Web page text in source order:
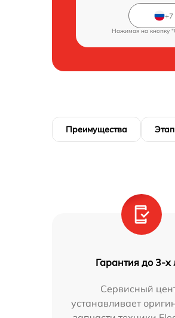
Нажимая на кнопку
Преимущества
Гарантия до 3-х
Сервисный
устанавливает